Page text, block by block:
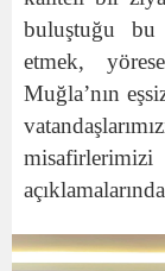
buluştuğu bu
etmek,
Muğla’nın
misafirlerimizi